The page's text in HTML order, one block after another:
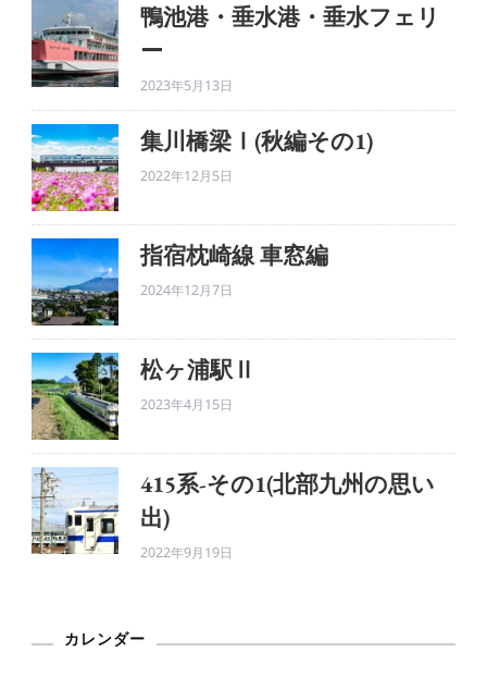
鴨池港・垂水港・垂水フェリ
ー
2023年5月13日
集川橋梁Ⅰ(秋編その1)
2022年12月5日
指宿枕崎線 車窓編
2024年12月7日
松ヶ浦駅Ⅱ
2023年4月15日
415系-その1(北部九州の思い
出)
2022年9月19日
カレンダー